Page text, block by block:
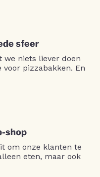
sfeer
we niets liever doen
pizzabakken. En
shop
om onze klanten te
eten, maar ook